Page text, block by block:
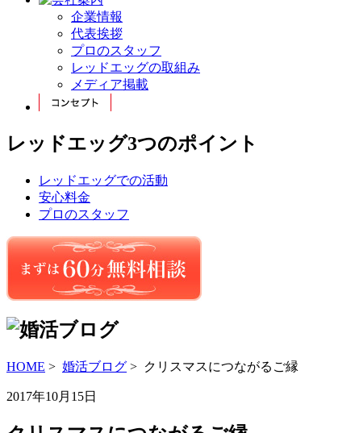
企業情報
代表挨拶
プロのスタッフ
レッドエッグの取組み
メディア掲載
レッドエッグ3つのポイント
レッドエッグでの活動
安心料金
プロのスタッフ
HOME > 婚活ブログ > クリスマスにつながるご縁
2017年10月15日